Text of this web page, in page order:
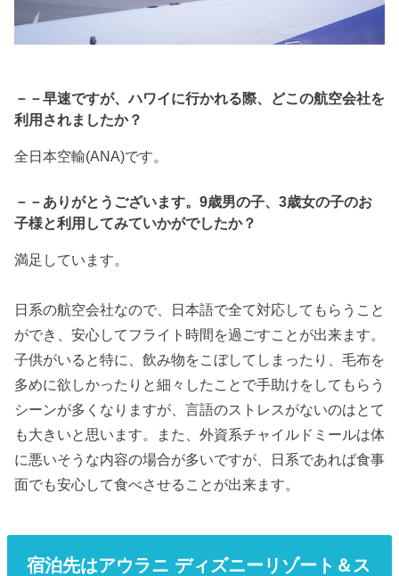
－－早速ですが、ハワイに行かれる際、どこの航空会社を
利用されましたか？
全日本空輸(ANA)です。
－－ありがとうございます。9歳男の子、3歳女の子のお
子様と利用してみていかがでしたか？
満足しています。
日系の航空会社なので、日本語で全て対応してもらうこと
ができ、安心してフライト時間を過ごすことが出来ます。
子供がいると特に、飲み物をこぼしてしまったり、毛布を
多めに欲しかったりと細々したことで手助けをしてもらう
シーンが多くなりますが、言語のストレスがないのはとて
も大きいと思います。また、外資系チャイルドミールは体
に悪いそうな内容の場合が多いですが、日系であれば食事
面でも安心して食べさせることが出来ます。
宿泊先はアウラニ ディズニーリゾート＆ス